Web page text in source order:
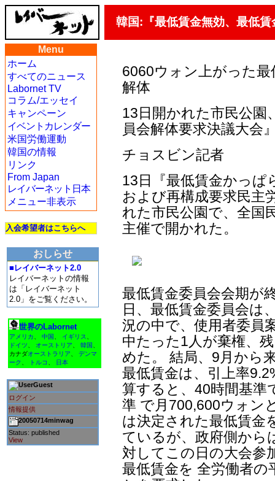
韓国:『最低賃金無効、最低
Menu
ホーム
すべてのニュース
Labornet TV
コラム/エッセイ
キャンペーン
イベントカレンダー
米国労働運動
韓国の情報
リンク
From Japan
レイバーネット日本
メニュー非表示
入会希望者はこちらへ
おしらせ
■レイバーネット2.0
レイバーネットの情報
は「レイバーネット
2.0」をご覧ください。
世界のLabornet
アメリカ 中国 イギリス
ドイツ
オーストリア 韓国
カナダオーストラリア
デンマ
ーク
トルコ 日本
Guest
ログイン
情報提供
20050714minwag
Status: published
View
6060ウォン上がった
解体
13日開かれた市民公園
員会解体要求決議大会
チョスビン記者
13日『最低賃金かっぱ
および再構成要求民主
れた市民公園で、全国
主催で開かれた。
最低賃金委員会会期が
日、最低賃金委員会は
況の中で、使用者委員
中たった1人が棄権、
めた。 結局、9月から
最低賃金は、引上率
算すると、40時間基準
準 で月700,600ウォン
は決定された最低賃金
ているが、政府側から
対してこの日の大会参
最低賃金を 全労働者